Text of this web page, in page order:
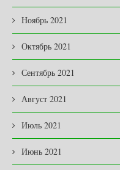
Ноябрь 2021
Октябрь 2021
Сентябрь 2021
Август 2021
Июль 2021
Июнь 2021